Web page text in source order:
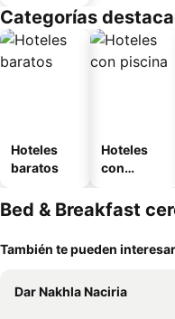
Categorías
Hoteles
baratos
Hoteles
con
Bed & Breakfast
También te pueden
Dar Nakhla Naciria